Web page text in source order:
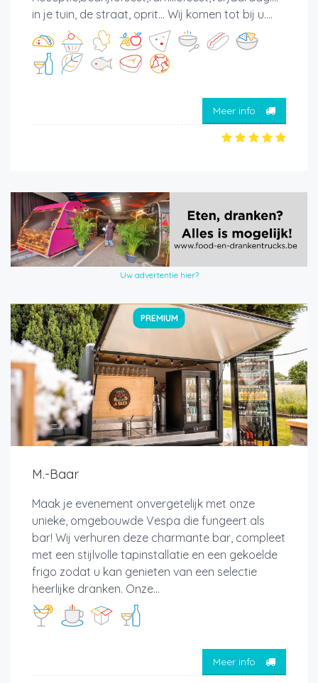
in je tuin, de straat, oprit... Wij komen tot bij u....
Meer info
Uw advertentie hier?
PREMIUM
M.-Baar
Maak je evenement onvergetelijk met onze
unieke, omgebouwde Vespa die fungeert als
bar! Wij verhuren deze charmante bar, compleet
met een stijlvolle tapinstallatie en een gekoelde
frigo zodat u kan genieten van een selectie
heerlijke dranken. Onze...
Meer info